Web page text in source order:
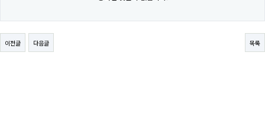
이전글 다음글 목록